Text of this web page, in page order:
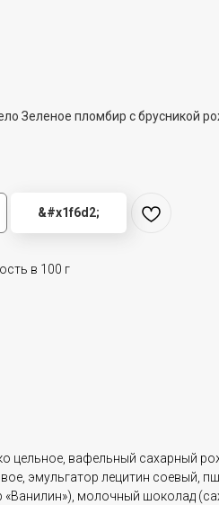
Зеленое пломбир с брусникой
&#x1f6d2;
в 100 г
цельное, вафельный сахарный
эмульгатор лецитин соевый,
«Ванилин»), молочный шоколад